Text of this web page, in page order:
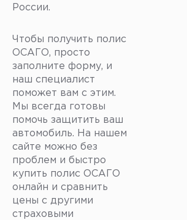
России.
Чтобы получить полис
ОСАГО, просто
заполните форму, и
наш специалист
поможет вам с этим.
Мы всегда готовы
помочь защитить ваш
автомобиль. На нашем
сайте можно без
проблем и быстро
купить полис ОСАГО
онлайн и сравнить
цены с другими
страховыми